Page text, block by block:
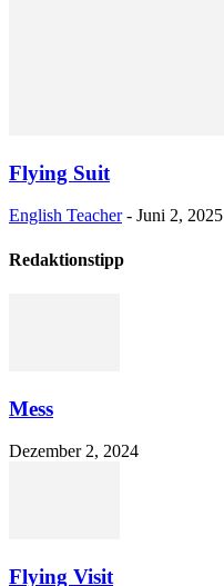
Flying Suit
English Teacher - Juni 2, 2025
Redaktionstipp
Mess
Dezember 2, 2024
Flying Visit